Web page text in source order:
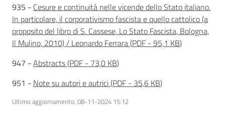
935 - Cesure e continuità nelle vicende dello Stato italiano.
In particolare, il corporativismo fascista e quello cattolico (a
proposito del libro di S. Cassese, Lo Stato Fascista, Bologna,
Il Mulino, 2010) / Leonardo Ferrara(PDF - 95,1 KB)
947 - Abstracts(PDF - 73,0 KB)
951 - Note su autori e autrici(PDF - 35,6 KB)
Ultimo aggiornamento: 08-11-2024 15:12